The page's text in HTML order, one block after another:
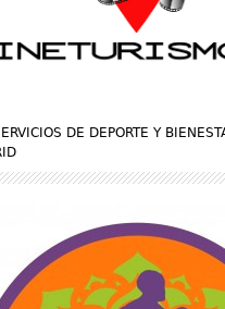
DE DEPORTE Y